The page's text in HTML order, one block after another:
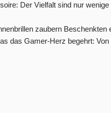
Der Vielfalt sind nur
zaubern Beschenkten
das Gamer-Herz begehrt: